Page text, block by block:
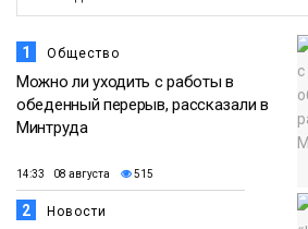
1 Общество
Можно ли уходить с работы в
обеденный перерыв, рассказали в
Минтруда
14:33 08 августа 515
2 Новости